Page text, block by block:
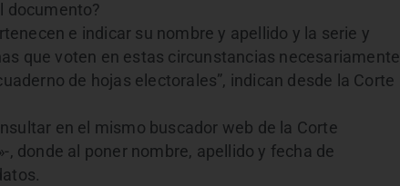
documento?
e indicar su nombre y apellido y la serie y
que voten en estas circunstancias necesariamente
de hojas electorales”, indican desde la Corte
en el mismo buscador web de la Corte
, donde al poner nombre, apellido y fecha de